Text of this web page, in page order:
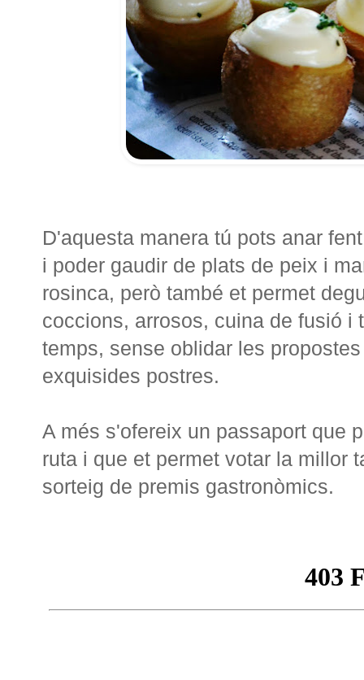
D'aquesta manera tú pots anar
i poder gaudir de plats de peix i
rosinca, però també et permet
coccions, arrosos, cuina de fusió
temps, sense oblidar les
exquisides postres.
A més s'ofereix un passaport que
ruta i que et permet votar la millor
sorteig de premis gastronòmics.